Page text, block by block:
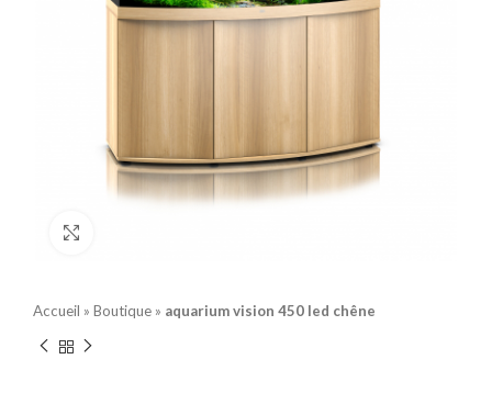
Accueil » Boutique » aquarium vision 450 led chêne